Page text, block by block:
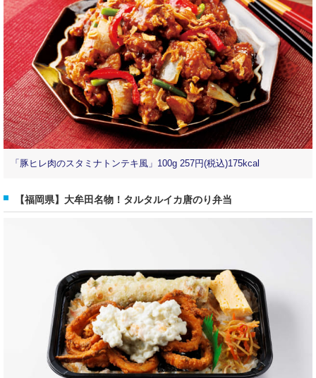
「豚ヒレ肉のスタミナトンテキ風」100g 257円(税込)175kcal
【福岡県】大牟田名物！タルタルイカ唐のり弁当